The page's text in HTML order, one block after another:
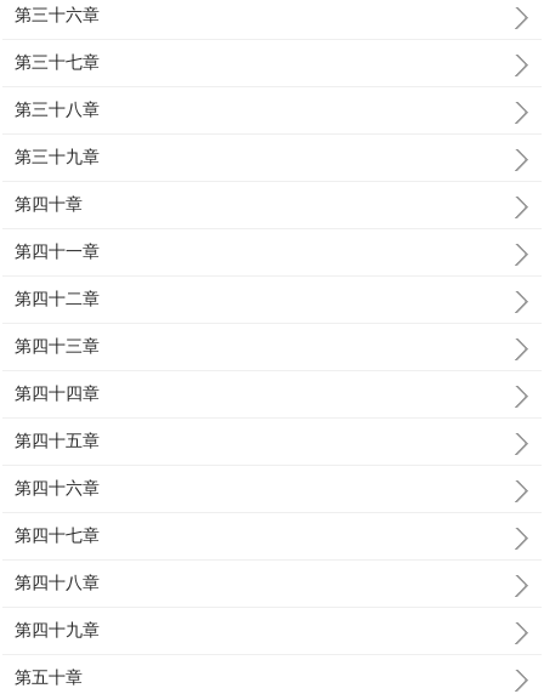
第三十六章
第三十七章
第三十八章
第三十九章
第四十章
第四十一章
第四十二章
第四十三章
第四十四章
第四十五章
第四十六章
第四十七章
第四十八章
第四十九章
第五十章